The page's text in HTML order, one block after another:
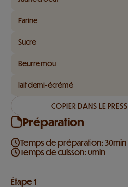
Farine
Sucre
Beurre mou
lait demi-écrémé
COPIER DANS LE
Préparation
Temps de préparation: 30min
Temps de cuisson: 0min
Étape 1